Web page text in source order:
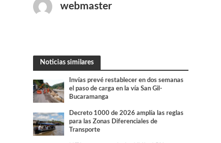
webmaster
Noticias similares
Invías prevé restablecer en dos semanas
el paso de carga en la vía San Gil-
Bucaramanga
Decreto 1000 de 2026 amplía las reglas
para las Zonas Diferenciales de
Transporte